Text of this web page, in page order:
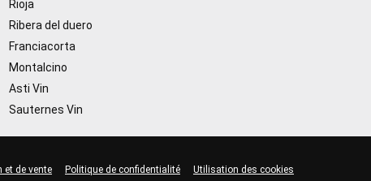
Rioja
Ribera del duero
Franciacorta
Montalcino
Asti Vin
Sauternes Vin
de vente Politique de confidentialité Utilisation des cookies